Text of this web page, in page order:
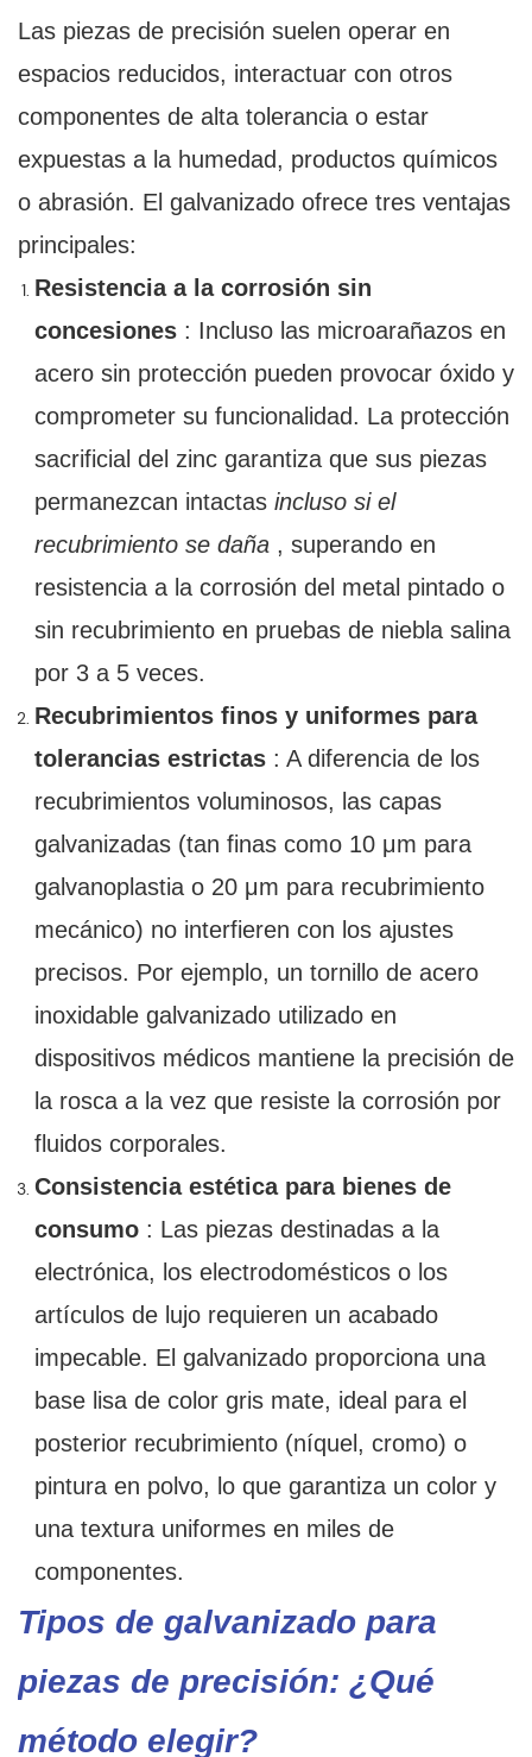
Las piezas de precisión suelen operar en
espacios reducidos, interactuar con otros
componentes de alta tolerancia o estar
expuestas a la humedad, productos químicos
o abrasión. El galvanizado ofrece tres ventajas
principales:
Resistencia a la corrosión sin
concesiones : Incluso las microarañazos en
acero sin protección pueden provocar óxido y
comprometer su funcionalidad. La protección
sacrificial del zinc garantiza que sus piezas
permanezcan intactas incluso si el
recubrimiento se daña , superando en
resistencia a la corrosión del metal pintado o
sin recubrimiento en pruebas de niebla salina
por 3 a 5 veces.
Recubrimientos finos y uniformes para
tolerancias estrictas : A diferencia de los
recubrimientos voluminosos, las capas
galvanizadas (tan finas como 10 μm para
galvanoplastia o 20 μm para recubrimiento
mecánico) no interfieren con los ajustes
precisos. Por ejemplo, un tornillo de acero
inoxidable galvanizado utilizado en
dispositivos médicos mantiene la precisión de
la rosca a la vez que resiste la corrosión por
fluidos corporales.
Consistencia estética para bienes de
consumo : Las piezas destinadas a la
electrónica, los electrodomésticos o los
artículos de lujo requieren un acabado
impecable. El galvanizado proporciona una
base lisa de color gris mate, ideal para el
posterior recubrimiento (níquel, cromo) o
pintura en polvo, lo que garantiza un color y
una textura uniformes en miles de
componentes.
Tipos de galvanizado para
piezas de precisión: ¿Qué
método elegir?